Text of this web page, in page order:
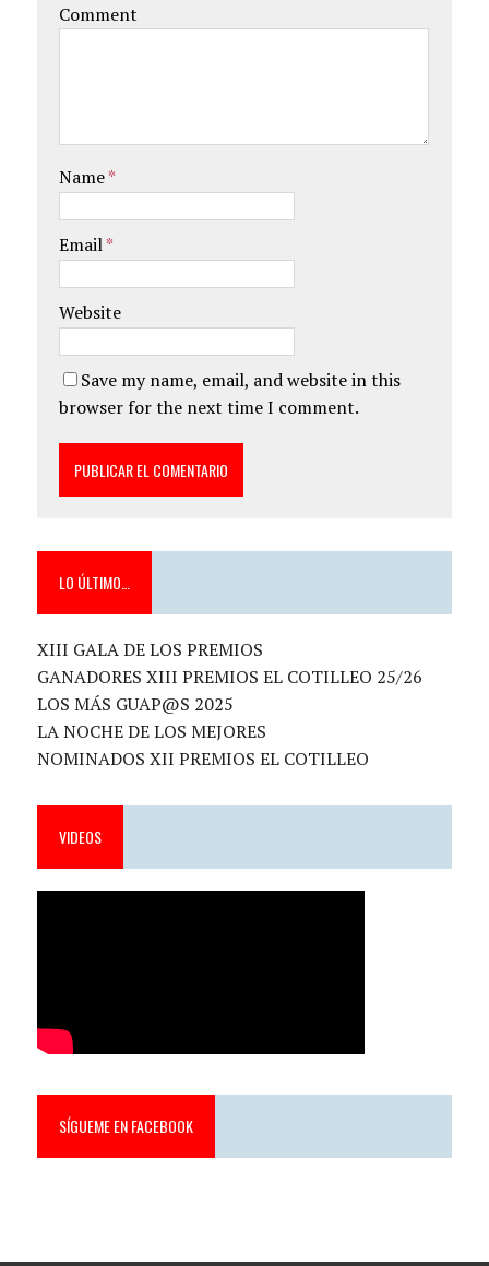
Comment
Name*
Email*
Website
Save my name, email, and website in this
browser for the next time I comment.
LO ÚLTIMO…
XIII GALA DE LOS PREMIOS
GANADORES XIII PREMIOS EL COTILLEO 25/26
LOS MÁS GUAP@S 2025
LA NOCHE DE LOS MEJORES
NOMINADOS XII PREMIOS EL COTILLEO
VIDEOS
SÍGUEME EN FACEBOOK